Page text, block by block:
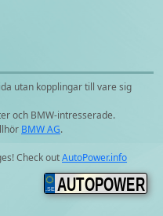
utan kopplingar till vare sig
och BMW-intresserade.
BMW AG.
Check outAutoPower.info
AUTOPOWER